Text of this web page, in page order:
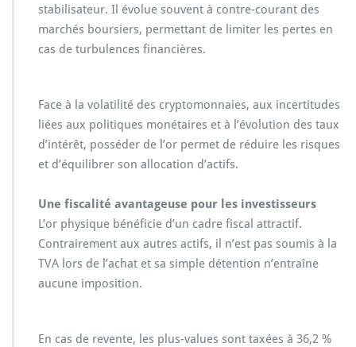
stabilisateur. Il évolue souvent à contre-courant des
marchés boursiers, permettant de limiter les pertes en
cas de turbulences financières.
Face à la volatilité des cryptomonnaies, aux incertitudes
liées aux politiques monétaires et à l’évolution des taux
d’intérêt, posséder de l’or permet de réduire les risques
et d’équilibrer son allocation d’actifs.
Une fiscalité avantageuse pour les investisseurs
L’or physique bénéficie d’un cadre fiscal attractif.
Contrairement aux autres actifs, il n’est pas soumis à la
TVA lors de l’achat et sa simple détention n’entraîne
aucune imposition.
En cas de revente, les plus-values sont taxées à 36,2 %